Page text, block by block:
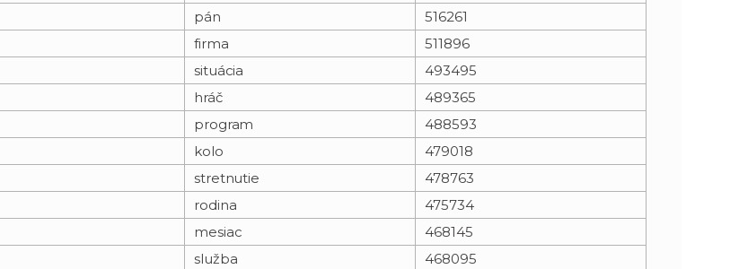
pán
516261
firma
511896
situácia
493495
hráč
489365
program
488593
kolo
479018
stretnutie
478763
rodina
475734
mesiac
468145
služba
468095